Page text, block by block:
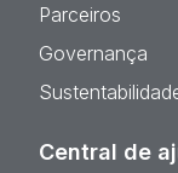
Parceiros
Governança
Central de